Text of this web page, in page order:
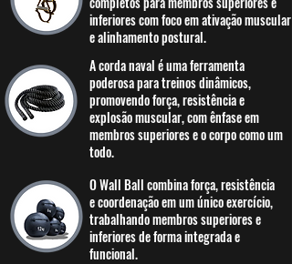
inferiores com foco em ativação muscular
e alinhamento postural.
A corda naval é uma ferramenta
poderosa para treinos dinâmicos,
promovendo força, resistência e
explosão muscular, com ênfase em
membros superiores e o corpo como um
todo.
O Wall Ball combina força, resistência
e coordenação em um único exercício,
trabalhando membros superiores e
inferiores de forma integrada e
funcional.